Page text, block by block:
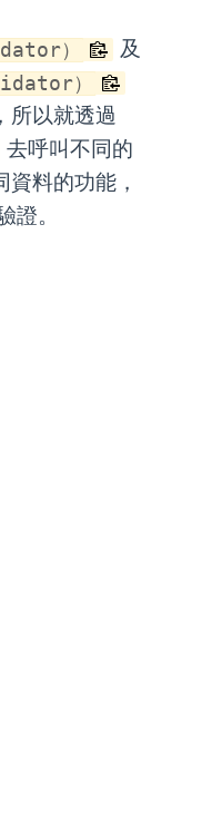
） 及
）
所以就透過
去呼叫不同的
料的功能，
。